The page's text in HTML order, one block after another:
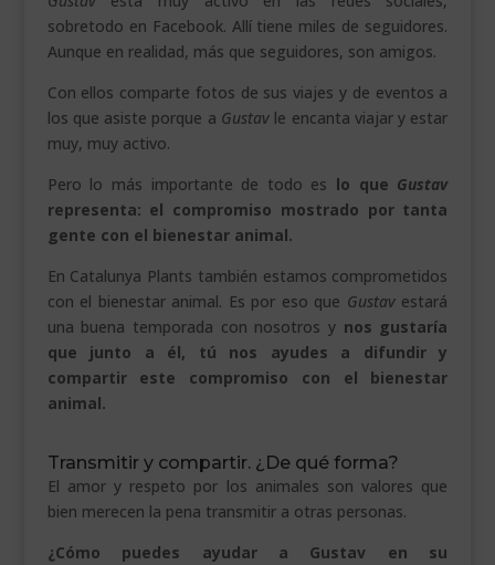
sobretodo en Facebook. Allí tiene miles de seguidores.
Aunque en realidad, más que seguidores, son amigos.
Con ellos comparte fotos de sus viajes y de eventos a
los que asiste porque a Gustav le encanta viajar y estar
muy, muy activo.
Pero lo más importante de todo es lo que Gustav
representa: el compromiso mostrado por tanta
gente con el bienestar animal.
En Catalunya Plants también estamos comprometidos
con el bienestar animal. Es por eso que Gustavestará
una buena temporada con nosotros y nos gustaría
que junto a él, tú nos ayudes a difundir y
compartir este compromiso con el bienestar
animal.
Transmitir y compartir. ¿De qué forma?
El amor y respeto por los animales son valores que
bien merecen la pena transmitir a otras personas.
¿Cómo puedes ayudar a Gustav en su